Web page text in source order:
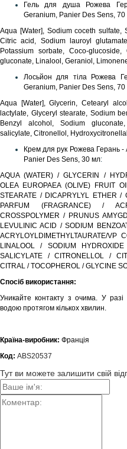
Гель для душа Рожева
Geranium, Panier Des Sens,
Aqua [Water], Sodium coceth sulfate,
Citric acid, Sodium lauroyl
Potassium sorbate, Coco-
gluconate, Linalool, Geraniol,
Лосьйон для тіла Рожева
Geranium, Panier Des Sens,
Aqua [Water], Glycerin, Cetearyl
lactylate, Glyceryl stearate, Sodium
Benzyl alcohol, Sodium
salicylate, Citronellol, Hydroxycitronellal
Крем для рук Рожева Герань
Panier Des Sens, 30 мл:
AQUA (WATER) / GLYCERIN /
OLEA EUROPAEA (OLIVE) FRUIT
STEARATE / DICAPRYLYL ETHER /
PARFUM (FRAGRANCE) /
CROSSPOLYMER / PRUNUS
LEVULINIC ACID / SODIUM
ACRYLOYLDIMETHYLTAURATE/VP
LINALOOL / SODIUM
SALICYLATE / CITRONELLOL /
CITRAL / TOCOPHEROL / GLYCINE
Спосіб використання:
Уникайте контакту з очима. У
водою протягом кількох хвилин.
Країна-виробник: Франція
Код: ABS20537
Тут ви можете залишити свій